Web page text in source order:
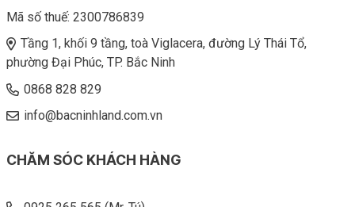
Mã số thuế: 2300786839
Tầng 1, khối 9 tầng, toà Viglacera, đường Lý Thái Tổ,
phường Đại Phúc, TP. Bắc Ninh
0868 828 829
info@bacninhland.com.vn
CHĂM SÓC KHÁCH HÀNG